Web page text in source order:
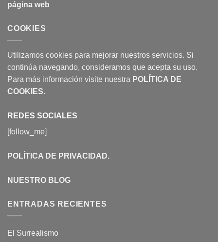
página web
COOKIES
Utilizamos cookies para mejorar nuestros servicios. Si
continúa navegando, consideramos que acepta su uso.
Para más información visite nuestra POLÍTICA DE
COOKIES.
REDES SOCIALES
[follow_me]
POLÍTICA DE PRIVACIDAD.
NUESTRO BLOG
ENTRADAS RECIENTES
El Surrealismo